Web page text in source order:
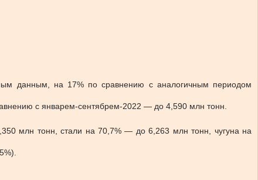
данным, на 17% по сравнению с аналогичным периодом
с январем-сентябрем-2022 — до 4,590 млн тонн.
млн тонн, стали на 70,7% — до 6,263 млн тонн, чугуна на